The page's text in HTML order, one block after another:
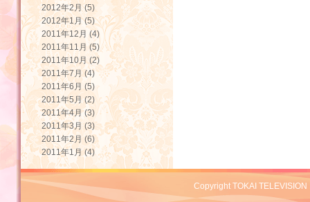
2012年2月 (5)
2012年1月 (5)
2011年12月 (4)
2011年11月 (5)
2011年10月 (2)
2011年7月 (4)
2011年6月 (5)
2011年5月 (2)
2011年4月 (3)
2011年3月 (3)
2011年2月 (6)
2011年1月 (4)
Copyright TOKAI